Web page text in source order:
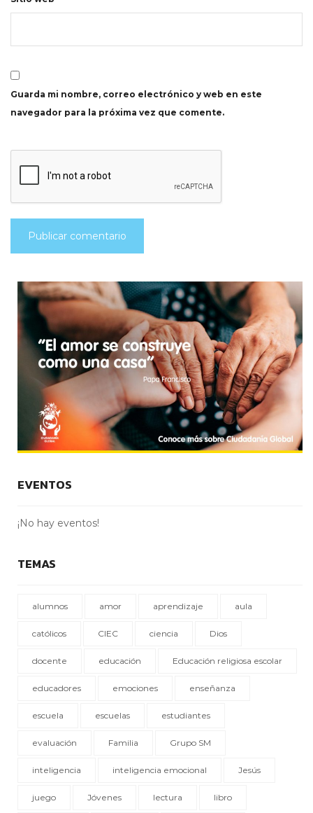
Guarda mi nombre, correo electrónico y web en este
navegador para la próxima vez que comente.
EVENTOS
¡No hay eventos!
TEMAS
alumnos amor aprendizaje aula
católicos CIEC ciencia Dios
docente educación Educación religiosa escolar
educadores emociones enseñanza
escuela escuelas estudiantes
evaluación Familia Grupo SM
inteligencia inteligencia emocional Jesús
juego Jóvenes lectura libro